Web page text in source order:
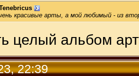
красивые арты, а мой любимый - из
целый альбом
22:39